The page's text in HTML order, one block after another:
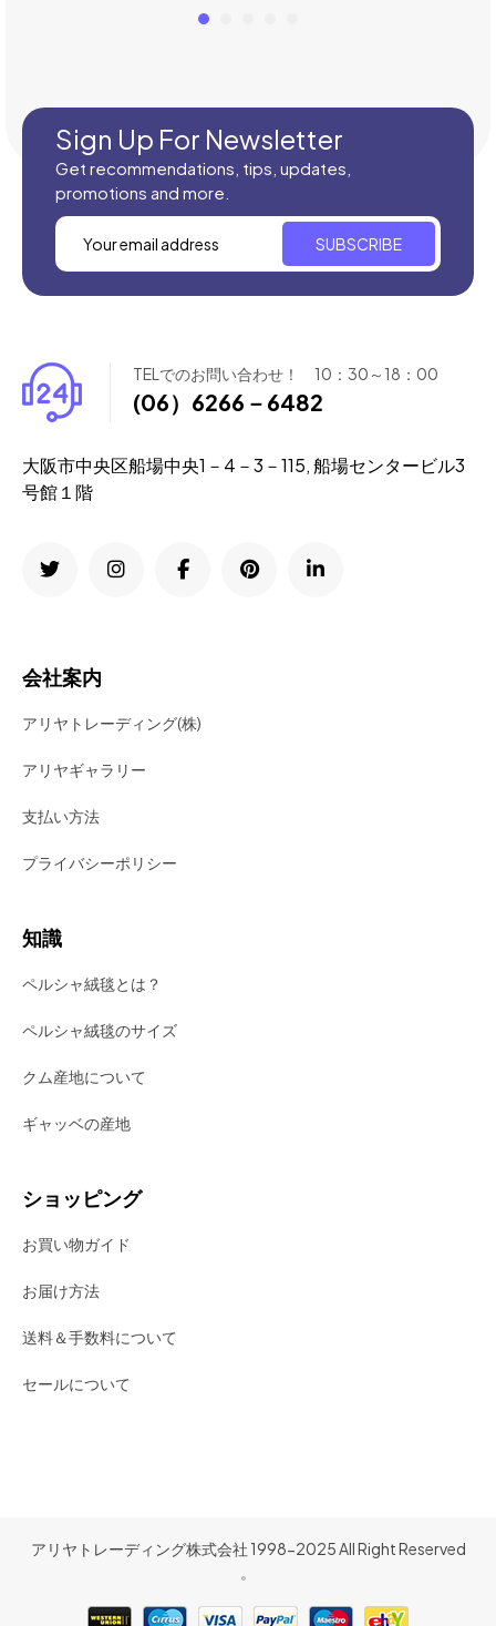
Sign Up For Newsletter
Get recommendations, tips, updates,
promotions and more.
SUBSCRIBE
TELでのお問い合わせ！ 10：30～18：00
(06）6266－6482
大阪市中央区船場中央1－4－3－115, 船場センタービル3
号館１階
会社案内
アリヤトレーディング(株)
アリヤギャラリー
支払い方法
プライバシーポリシー
知識
ペルシャ絨毯とは？
ペルシャ絨毯のサイズ
クム産地について
ギャッベの産地
ショッピング
お買い物ガイド
お届け方法
送料＆手数料について
セールについて
アリヤトレーディング株式会社 1998-2025 All Right Reserved
。